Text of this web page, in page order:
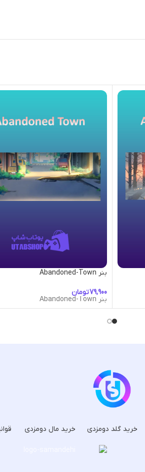
بنر Abandoned-Town
تومان
بنر Abandoned-Town
خرید گلد دومزدی خرید مال دومزدی